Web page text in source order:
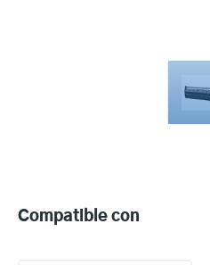
Compatible con